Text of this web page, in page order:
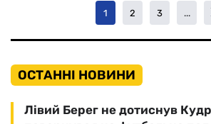
1 2 3 ...
ОСТАННІ НОВИНИ
Лівий Берег не дотиснув